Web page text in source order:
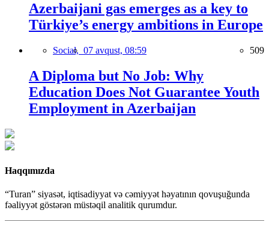
Azerbaijani gas emerges as a key to
Türkiye’s energy ambitions in Europe
Social, 07 avqust, 08:59 509
A Diploma but No Job: Why
Education Does Not Guarantee Youth
Employment in Azerbaijan
Haqqımızda
“Turan” siyasət, iqtisadiyyat və cəmiyyət həyatının qovuşuğunda
fəaliyyət göstərən müstəqil analitik qurumdur.